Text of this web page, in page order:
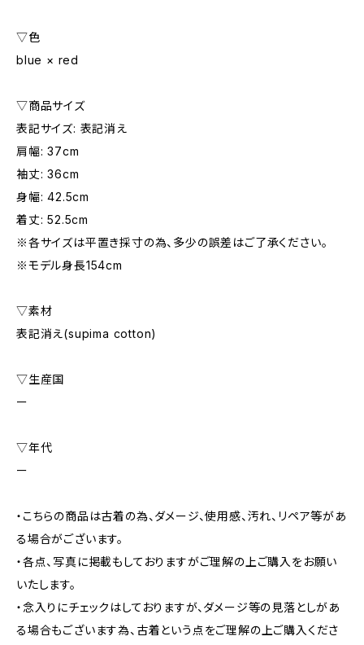
▽色
blue × red
▽商品サイズ
表記サイズ: 表記消え
肩幅: 37cm
袖丈: 36cm
身幅: 42.5cm
着丈: 52.5cm
※各サイズは平置き採寸の為、多少の誤差はご了承ください。
※モデル身長154cm
▽素材
表記消え(supima cotton)
▽生産国
ー
▽年代
ー
・こちらの商品は古着の為、ダメージ、使用感、汚れ、リペア等があ
る場合がございます。
・各点、写真に掲載もしておりますがご理解の上ご購入をお願い
いたします。
・念入りにチェックはしておりますが、ダメージ等の見落としがあ
る場合もございます為、古着という点をご理解の上ご購入くださ